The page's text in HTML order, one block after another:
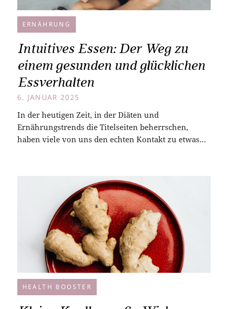
ERNÄHRUNG
Intuitives Essen: Der Weg zu
einem gesunden und glücklichen
Essverhalten
6. JANUAR 2025
In der heutigen Zeit, in der Diäten und
Ernährungstrends die Titelseiten beherrschen,
haben viele von uns den echten Kontakt zu etwas…
HEALTH BOOSTER